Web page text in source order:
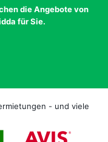
die Angebote von
für Sie.
- und viele